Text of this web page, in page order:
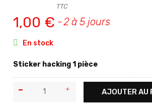
1,00 €
TTC
2 à 5 jours
 En stock
Sticker hacking 1 pièce
AJOUTER AU